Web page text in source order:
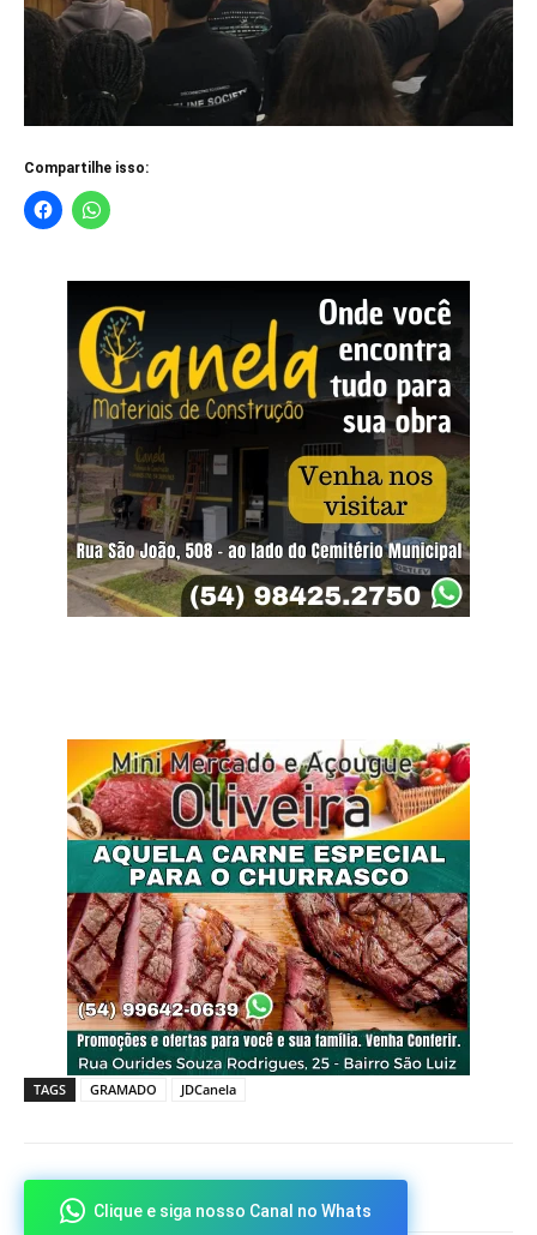
Compartilhe isso:
TAGS GRAMADO JDCanela
Clique e siga nosso Canal no Whats